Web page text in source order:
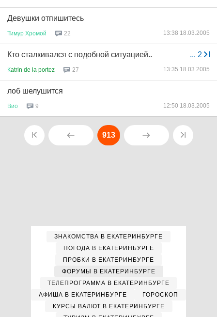
Девушки отпишитесь
Тимур Хромой 22 13:38 18.03.2005
... 2
Кто сталкивался с подобной ситуацией..
Кatrin de la portez 27 13:35 18.03.2005
лоб шелушится
Вио 9 12:50 18.03.2005
913
ЗНАКОМСТВА В ЕКАТЕРИНБУРГЕ
ПОГОДА В ЕКАТЕРИНБУРГЕ
ПРОБКИ В ЕКАТЕРИНБУРГЕ
ФОРУМЫ В ЕКАТЕРИНБУРГЕ
ТЕЛЕПРОГРАММА В ЕКАТЕРИНБУРГЕ
АФИША В ЕКАТЕРИНБУРГЕ
ГОРОСКОП
КУРСЫ ВАЛЮТ В ЕКАТЕРИНБУРГЕ